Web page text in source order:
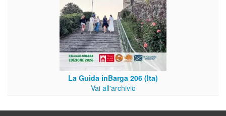
La Guida inBarga 206 (Ita)
Vai all'archivio